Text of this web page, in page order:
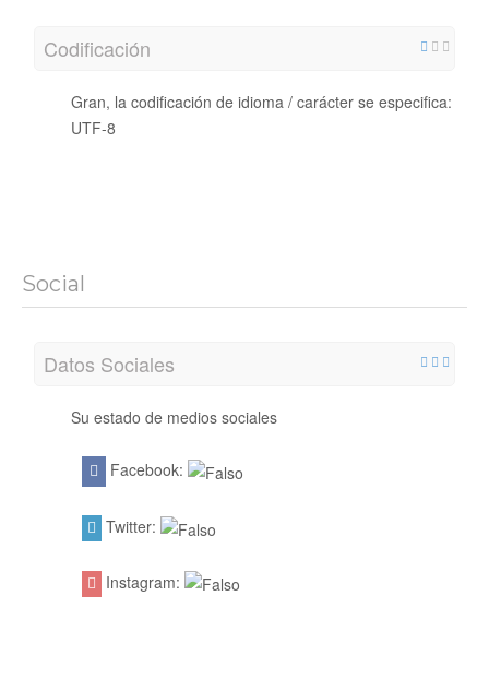
Codificación
Gran, la codificación de idioma / carácter se especifica:
UTF-8
Social
Datos Sociales
Su estado de medios sociales
Facebook:
Twitter:
Instagram: